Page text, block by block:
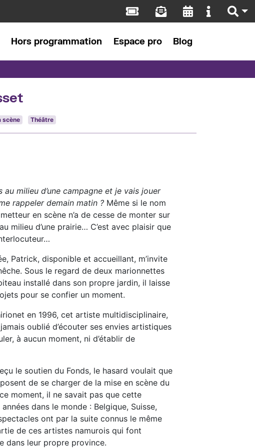
Hors programmation Espace pro Blog
scène Théâtre
au milieu d’une campagne et je vais jouer
rappeler demain matin ? Même si le nom
en scène n’a de cesse de monter sur
milieu d’une prairie… C’est avec plaisir que
Patrick, disponible et accueillant, m’invite
Sous le regard de deux marionnettes
installé dans son propre jardin, il laisse
pour se confier un moment.
en 1996, cet artiste multidisciplinaire,
oublié d’écouter ses envies artistiques
à aucun moment, ni d’établir de
le soutien du Fonds, le hasard voulait que
de se charger de la mise en scène du
moment, il ne savait pas que cette
dans le monde : Belgique, Suisse,
ont par la suite connus le même
de ces artistes namurois qui font
dans leur propre province.